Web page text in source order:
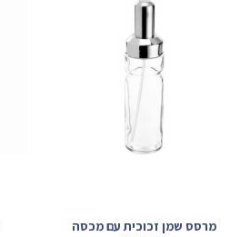
מרסס שמן זכוכית עם מכסה